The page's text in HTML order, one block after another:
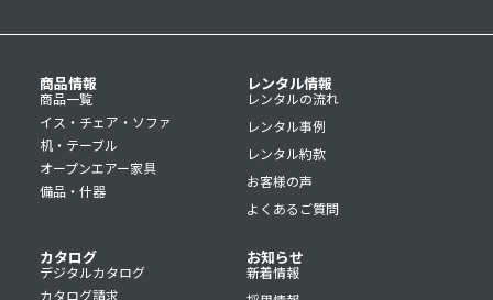
商品情報
商品一覧
イス・チェア・ソファ
机・テーブル
オープンエアー家具
備品・什器
レンタル情報
レンタルの流れ
レンタル事例
レンタル約款
お客様の声
よくあるご質問
カタログ
デジタルカタログ
カタログ請求
お知らせ
新着情報